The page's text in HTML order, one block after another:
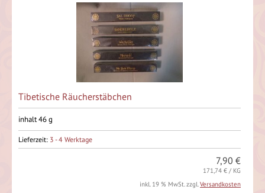
Tibetische Räucherstäbchen
inhalt 46 g
Lieferzeit: 3 - 4 Werktage
7,90 €
171,74 € / KG
inkl. 19 % MwSt. zzgl.Versandkosten